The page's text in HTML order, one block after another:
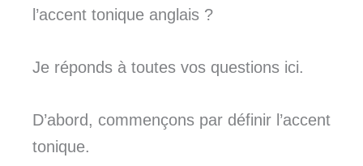
l’accent tonique anglais ?
Je réponds à toutes vos questions ici.
D’abord, commençons par définir l’accent
tonique.